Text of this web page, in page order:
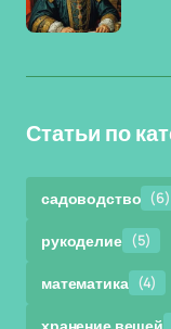
Статьи по
садоводство (6)
рукоделие (5)
математика (4)